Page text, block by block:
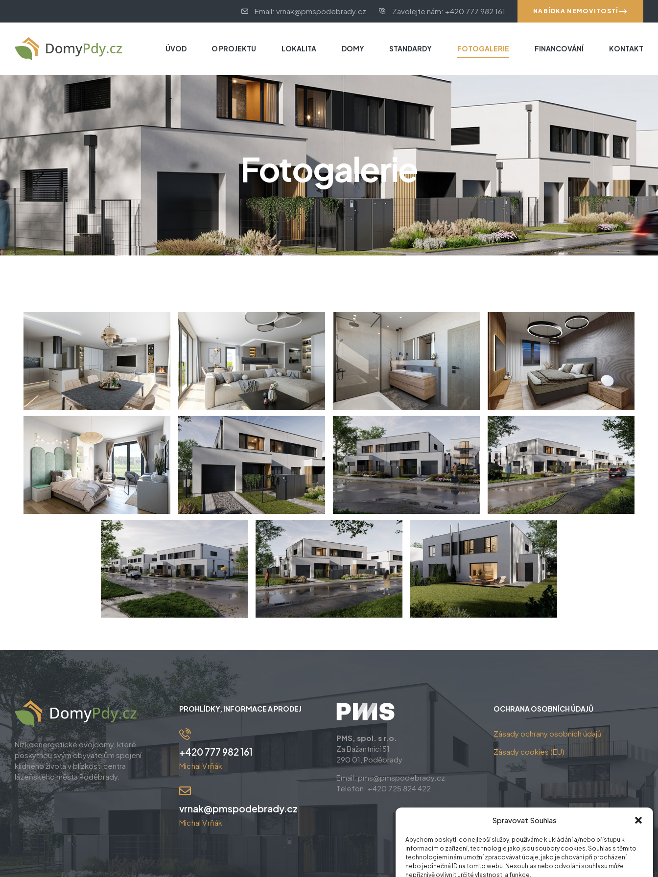
Spravovat Souhlas
Abychom poskytli co nejlepší služby, používáme k ukládání a/nebo přístupu k
informacím o zařízení, technologie jako jsou soubory cookies. Souhlas s těmito
technologiemi nám umožní zpracovávat údaje, jako je chování při procházení
nebo jedinečná ID na tomto webu. Nesouhlas nebo odvolání souhlasu může
nepříznivě ovlivnit určité vlastnosti a funkce.
Email: vrnak@pmspodebrady.cz Zavolejte nám: +420 777 982 161 NABÍDKA NEMOVITOSTÍ
ÚVOD O PROJEKTU LOKALITA DOMY STANDARDY FOTOGALERIE FINANCOVÁNÍ KONTAKT
Fotogalerie
Nízkoenergetické dvojdomy, které
poskytnou svým obyvatelům spojení
klidného života v blízkosti centra
lázeňského města Poděbrady.
PROHLÍDKY, INFORMACE A PRODEJ
+420 777 982 161
Michal Vrňák
vrnak@pmspodebrady.cz
Michal Vrňák
PMS, spol. s r.o.
Za Bažantnicí 51
290 01, Poděbrady
Email: pms@pmspodebrady.cz
Telefon: +420 725 824 422
OCHRANA OSOBNÍCH ÚDAJŮ
Zásady ochrany osobních údajů
Zásady cookies (EU)